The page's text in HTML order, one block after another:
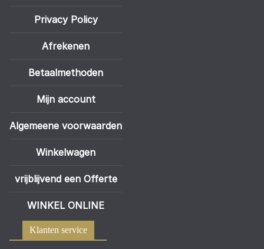
Privacy Policy
Afrekenen
Betaalmethoden
Mijn account
Algemeene voorwaarden
Winkelwagen
vrijblijvend een Offerte
WINKEL ONLINE
Klanten service